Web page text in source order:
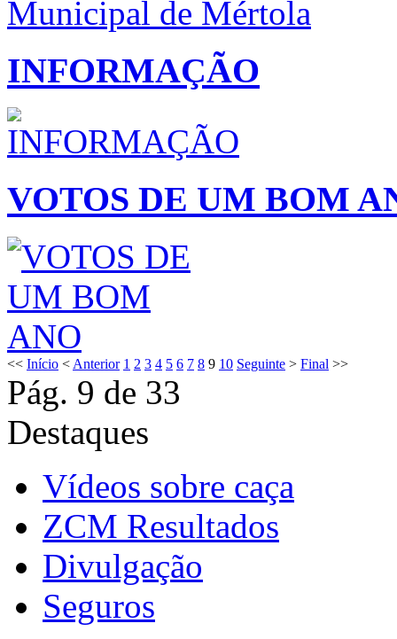
INFORMAÇÃO
VOTOS DE UM BOM
<< Início < Anterior 1 2 3 4 5 6 7 8 9 10 Seguinte > Final >>
Pág. 9 de 33
Destaques
Vídeos sobre caça
ZCM Resultados
Divulgação
Seguros